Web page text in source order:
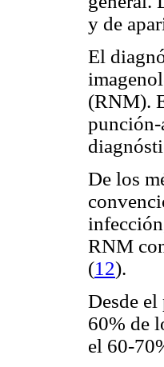
y de
El
(RNM).
punción-
De los
RNM
(12).
Desde
60% de
el 60-